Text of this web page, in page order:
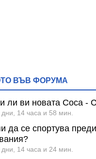
ВЪВ ФОРУМА
ли ви новата Coca -
14 часа и 58 мин.
да се спортува
14 часа и 24 мин.